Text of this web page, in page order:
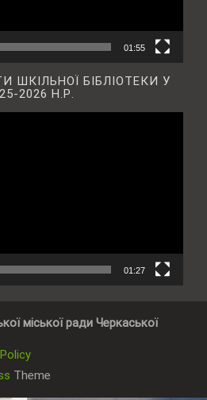
01:55
ШКІЛЬНОЇ БІБЛІОТЕКИ У
2026 Н.Р.
01:27
міської ради Черкаської
Theme